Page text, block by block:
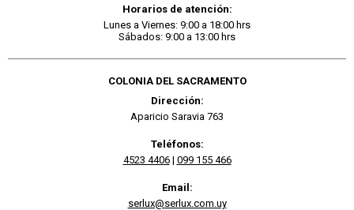
Horarios de atención:
Lunes a Viernes: 9:00 a 18:00 hrs
Sábados: 9:00 a 13:00 hrs
COLONIA DEL SACRAMENTO
Dirección:
Aparicio Saravia 763
Teléfonos:
4523 4406| 099 155 466
Email:
serlux@serlux.com.uy